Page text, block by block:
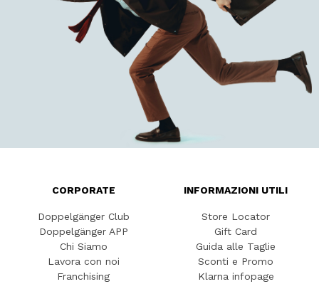
CORPORATE
Doppelgänger Club
Doppelgänger APP
Chi Siamo
Lavora con noi
Franchising
INFORMAZIONI UTILI
Store Locator
Gift Card
Guida alle Taglie
Sconti e Promo
Klarna infopage